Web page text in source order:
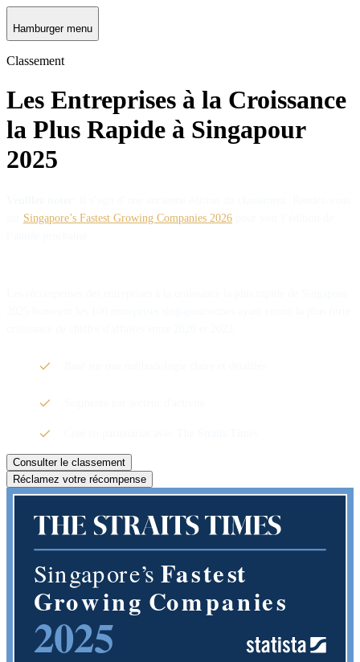
Hamburger menu
Classement
Les Entreprises à la Croissance
la Plus Rapide à Singapour
2025
Singapore’s Fastest Growing Companies 2026
Consulter le classement
Réclamez votre récompense